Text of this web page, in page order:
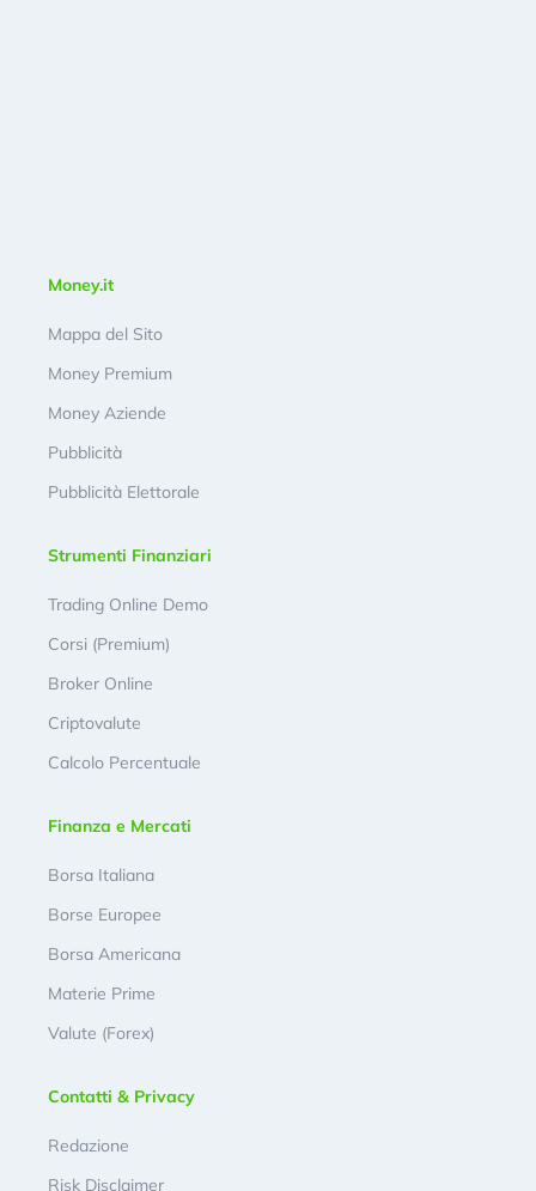
Money.it
Mappa del Sito
Money Premium
Money Aziende
Pubblicità
Pubblicità Elettorale
Strumenti Finanziari
Trading Online Demo
Corsi (Premium)
Broker Online
Criptovalute
Calcolo Percentuale
Finanza e Mercati
Borsa Italiana
Borse Europee
Borsa Americana
Materie Prime
Valute (Forex)
Contatti & Privacy
Redazione
Risk Disclaimer